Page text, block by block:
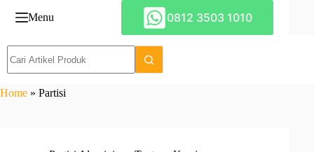
Menu 0812 3503 1010
Home » Partisi